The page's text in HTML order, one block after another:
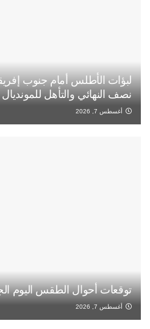
لبؤات الأطلس أمام جنوب
نصف النهائي والتأهل للمونديال
أغسطس 7, 2026
توقعات أحوال الطقس اليوم
أغسطس 7, 2026